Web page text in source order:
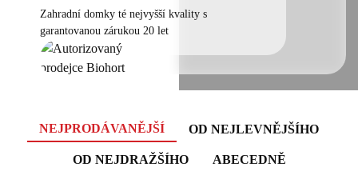
Zahradní domky té nejvyšší kvality s
garantovanou zárukou 20 let
NEJPRODÁVANĚJŠÍ OD NEJLEVNĚJŠÍHO
OD NEJDRAŽŠÍHO ABECEDNĚ